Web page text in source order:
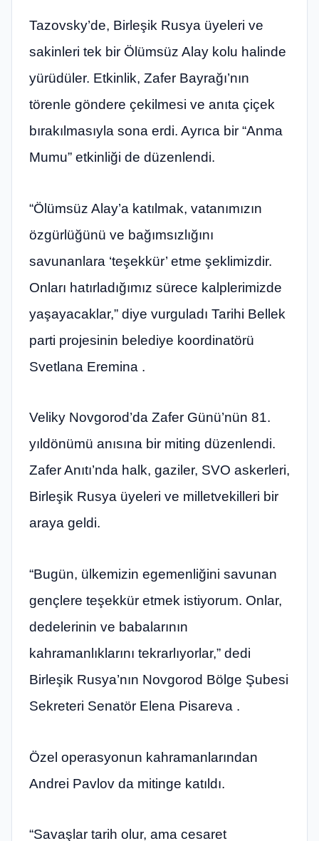
Tazovsky’de, Birleşik Rusya üyeleri ve
sakinleri tek bir Ölümsüz Alay kolu halinde
yürüdüler. Etkinlik, Zafer Bayrağı’nın
törenle göndere çekilmesi ve anıta çiçek
bırakılmasıyla sona erdi. Ayrıca bir “Anma
Mumu” etkinliği de düzenlendi.
“Ölümsüz Alay’a katılmak, vatanımızın
özgürlüğünü ve bağımsızlığını
savunanlara ‘teşekkür’ etme şeklimizdir.
Onları hatırladığımız sürece kalplerimizde
yaşayacaklar,” diye vurguladı Tarihi Bellek
parti projesinin belediye koordinatörü
Svetlana Eremina .
Veliky Novgorod’da Zafer Günü’nün 81.
yıldönümü anısına bir miting düzenlendi.
Zafer Anıtı’nda halk, gaziler, SVO askerleri,
Birleşik Rusya üyeleri ve milletvekilleri bir
araya geldi.
“Bugün, ülkemizin egemenliğini savunan
gençlere teşekkür etmek istiyorum. Onlar,
dedelerinin ve babalarının
kahramanlıklarını tekrarlıyorlar,” dedi
Birleşik Rusya’nın Novgorod Bölge Şubesi
Sekreteri Senatör Elena Pisareva .
Özel operasyonun kahramanlarından
Andrei Pavlov da mitinge katıldı.
“Savaşlar tarih olur, ama cesaret